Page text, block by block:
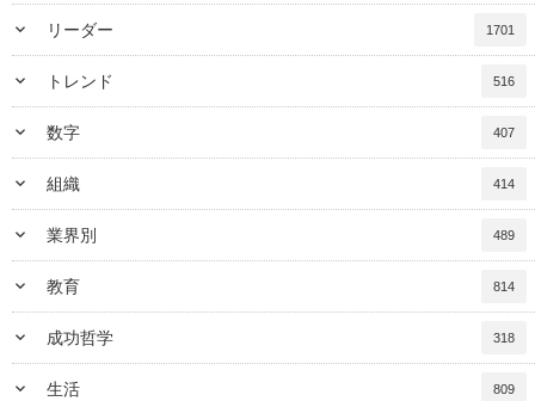
keyboard_arrow_down リーダー 1701
keyboard_arrow_down トレンド 516
keyboard_arrow_down 数字 407
keyboard_arrow_down 組織 414
keyboard_arrow_down 業界別 489
keyboard_arrow_down 教育 814
keyboard_arrow_down 成功哲学 318
keyboard_arrow_down 生活 809